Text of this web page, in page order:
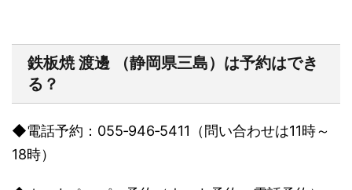
鉄板焼 渡邊
（静岡県三島）は予約はでき
る？
◆電話予約： 055‐946‐5411 （問い合わせは11時～
18時）